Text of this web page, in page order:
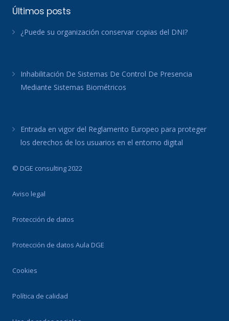
Últimos posts
¿Puede su organización conservar copias del DNI?
Inhabilitación De Sistemas De Control De Presencia
Mediante Sistemas Biométricos
Entrada en vigor del Reglamento Europeo para proteger
los derechos de los usuarios en el entorno digital
© DGE consulting 2022
Aviso legal
Protección de datos
Protección de datos Aula DGE
Cookies
Política de calidad